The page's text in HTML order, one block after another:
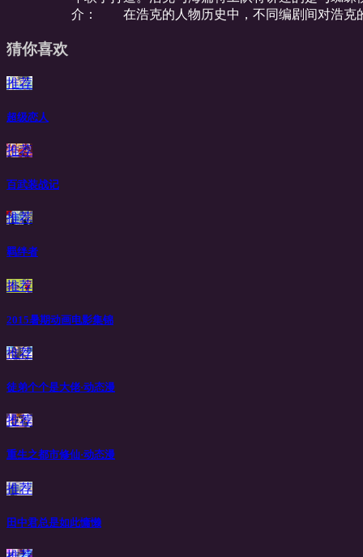
介： 在浩克的人物历史中，不同编剧间对浩克的
猜你喜欢
推荐
超级恋人
推荐
百武装战记
推荐
羁绊者
推荐
2015暑期动画电影集锦
推荐
徒弟个个是大佬·动态漫
推荐
重生之都市修仙·动态漫
推荐
田中君总是如此慵懒